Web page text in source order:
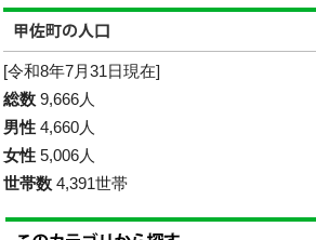
[令和8年7月31日現在]
総数 9,666人
男性 4,660人
女性 5,006人
世帯数 4,391世帯